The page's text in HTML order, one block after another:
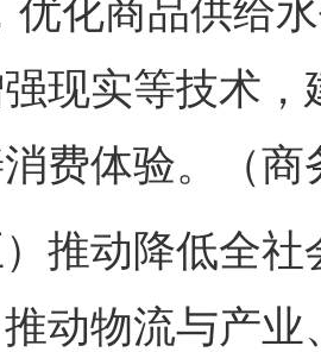
优化商品供给
现实等技术
费体验。（商
动降低全社
动物流与产